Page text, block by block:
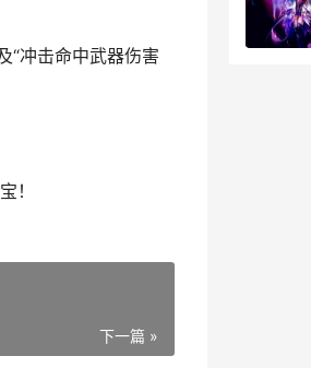
“冲击命中武器伤害
！
下一篇 »